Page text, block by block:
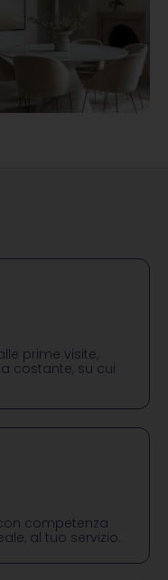
prime visite,
costante, su cui
competenza
al tuo servizio.